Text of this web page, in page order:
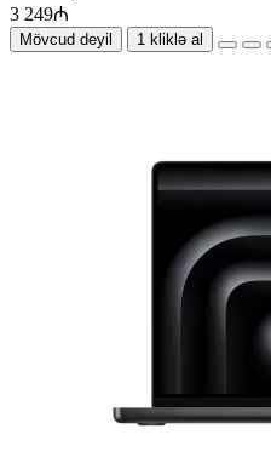
3 249₼
Mövcud deyil 1 kliklə al